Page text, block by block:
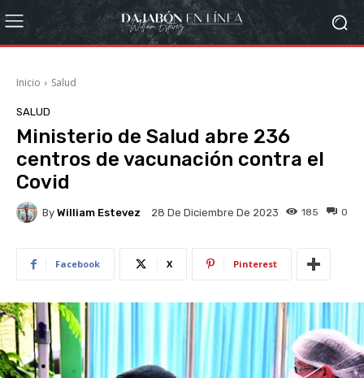
Inicio Salud
SALUD
Ministerio de Salud abre 236
centros de vacunación contra el
Covid
By William Estevez 28 De Diciembre De 2023 0
185
Facebook X Pinterest